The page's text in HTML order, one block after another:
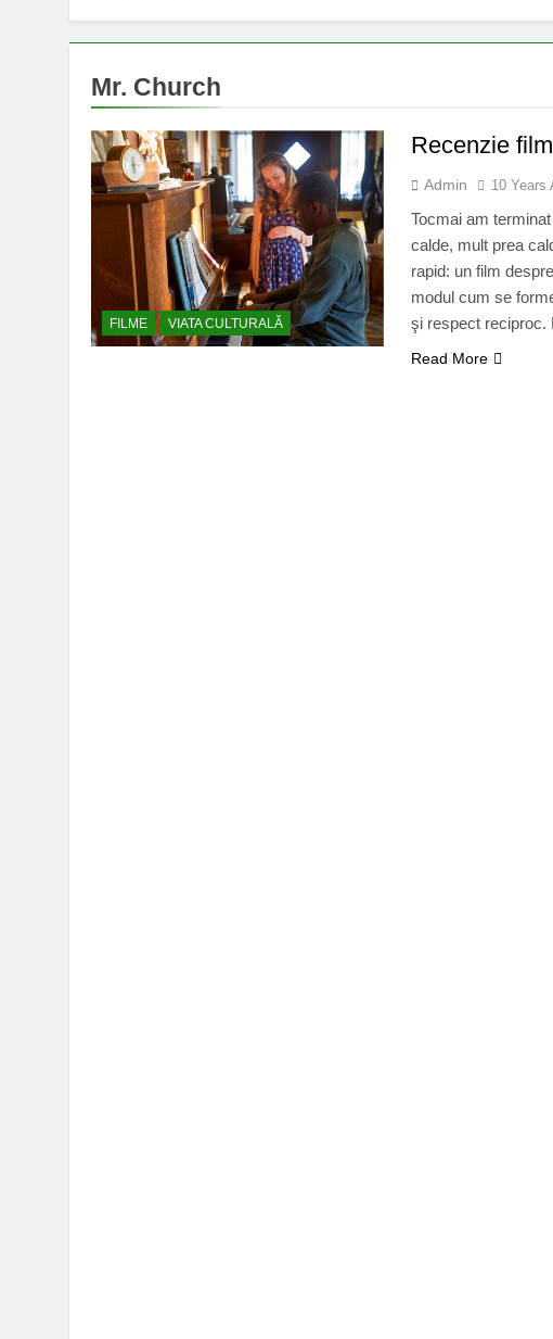
Mr. Church
FILME VIATA CULTURALĂ
Recenzie
Admin 10 Years
Tocmai am
calde, mult prea
rapid: un film
modul cum se
şi respect reciproc.
Read More